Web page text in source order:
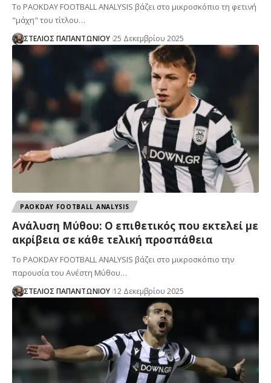
Το PAOKDAY FOOTBALL ANALYSIS βάζει στο μικροσκόπιο τη φετινή
"μάχη" του τίτλου…
ΣΤΕΛΙΟΣ ΠΑΠΑΝΤΩΝΙΟΥ 25 Δεκεμβρίου 2025
PAOKDAY FOOTBALL ANALYSIS
Ανάλυση Μύθου: Ο επιθετικός που εκτελεί με
ακρίβεια σε κάθε τελική προσπάθεια
Το PAOKDAY FOOTBALL ANALYSIS βάζει στο μικροσκόπιο την
παρουσία του Ανέστη Μύθου…
ΣΤΕΛΙΟΣ ΠΑΠΑΝΤΩΝΙΟΥ 12 Δεκεμβρίου 2025